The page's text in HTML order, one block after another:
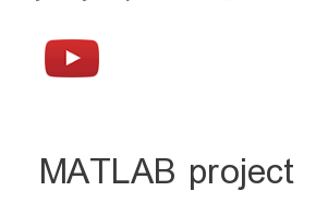
MATLAB project